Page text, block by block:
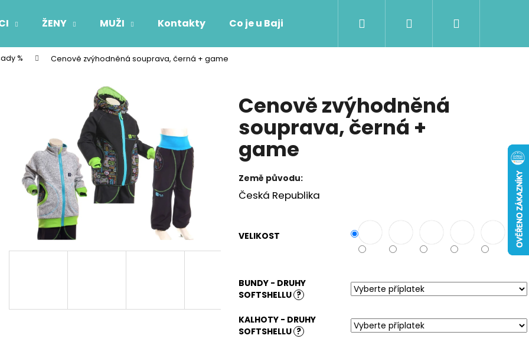
ŽENY MUŽI Kontakty Co je u Baji nového Přihlášení
% Cenově zvýhodněná souprava, černá + game
Cenově zvýhodněná
souprava, černá +
game
Země původu:
Česká Republika
VELIKOST
BUNDY - DRUHY
SOFTSHELLU ?
KALHOTY - DRUHY
SOFTSHELLU ?
Co potřebujete najít?
Doporučujeme
Následující
PETROLEJOVÉ, LES
500 Kč